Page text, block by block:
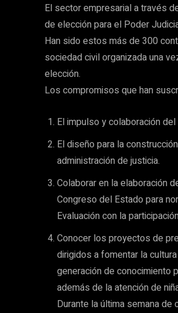
El sector empresarial a través
de elección para el Poder
Han sido estos más de 300
sociedad civil organizada una
elección.
Los compromisos que han
El impulso y colaboración
El diseño para la
administración de justicia.
Colaborar en la elaboración
Congreso del Estado para
Evaluación con la
Conocer los proyectos de
dirigidos a fomentar la
generación de conocimiento
además de la atención de
Durante la última semana de